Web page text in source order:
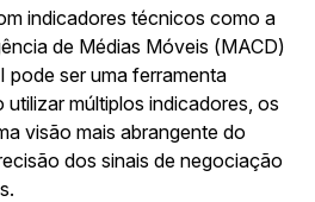
indicadores técnicos como a
de Médias Móveis (MACD)
pode ser uma ferramenta
múltiplos indicadores, os
visão mais abrangente do
dos sinais de negociação